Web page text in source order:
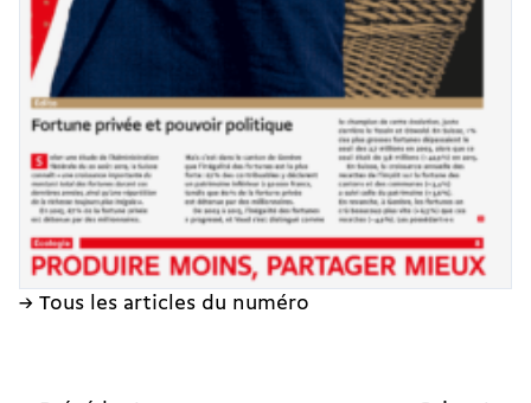
→ Tous les articles du numéro